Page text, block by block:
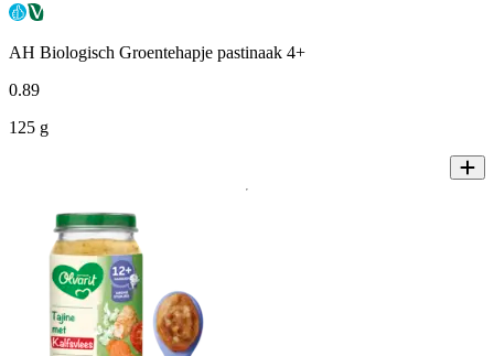
AH Biologisch Groentehapje pastinaak 4+
0.89
125 g